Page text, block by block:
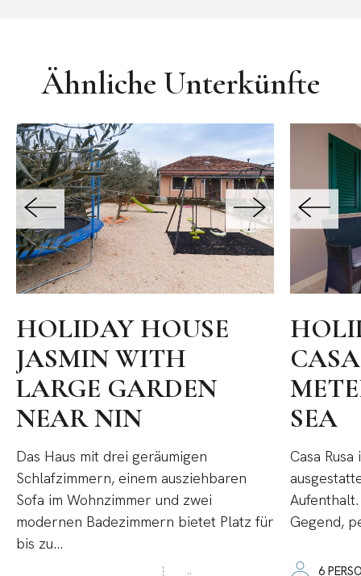
Ähnliche Unterkünfte
HOLIDAY HOUSE
JASMIN WITH
LARGE GARDEN
NEAR NIN
Das Haus mit drei geräumigen
Schlafzimmern, einem ausziehbaren
Sofa im Wohnzimmer und zwei
modernen Badezimmern bietet Platz für
bis zu...
SEA
Casa
Gegend,
6